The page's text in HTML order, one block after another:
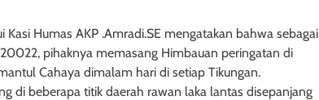
Kasi Humas AKP .Amradi.SE mengatakan bahwa sebagai
pihaknya memasang Himbauan peringatan di
Cahaya dimalam hari di setiap Tikungan.
di beberapa titik daerah rawan laka lantas disepanjang